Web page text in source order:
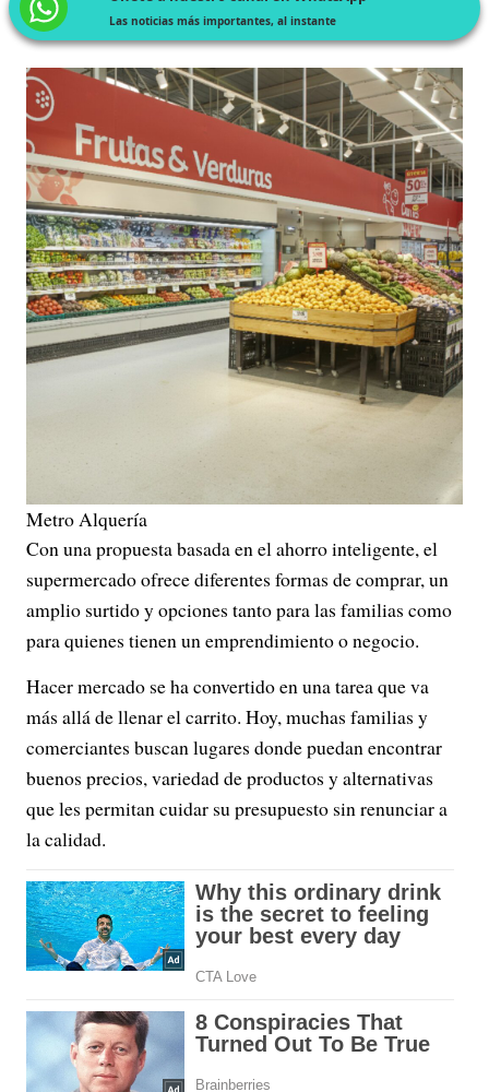
Las noticias más importantes, al instante
Metro Alquería
Con una propuesta basada en el ahorro inteligente, el
supermercado ofrece diferentes formas de comprar, un
amplio surtido y opciones tanto para las familias como
para quienes tienen un emprendimiento o negocio.
Hacer mercado se ha convertido en una tarea que va
más allá de llenar el carrito. Hoy, muchas familias y
comerciantes buscan lugares donde puedan encontrar
buenos precios, variedad de productos y alternativas
que les permitan cuidar su presupuesto sin renunciar a
la calidad.